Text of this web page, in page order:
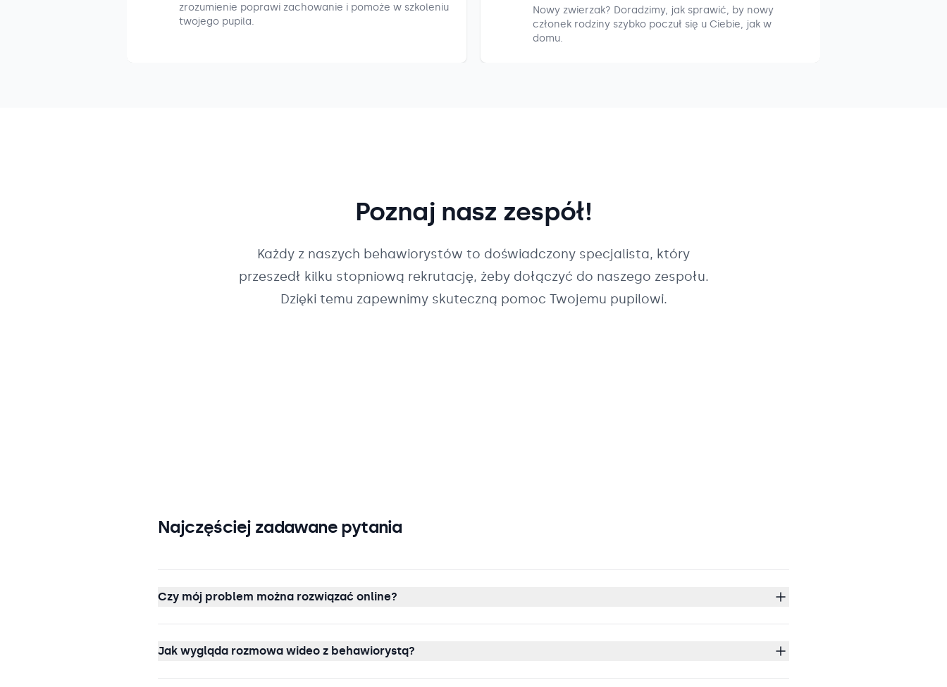
zrozumienie poprawi zachowanie i pomoże w szkoleniu
twojego pupila.
Nowy zwierzak? Doradzimy, jak sprawić, by nowy
członek rodziny szybko poczuł się u Ciebie, jak w
domu.
Poznaj nasz zespół!
Każdy z naszych behawiorystów to doświadczony specjalista, który
przeszedł kilku stopniową rekrutację, żeby dołączyć do naszego zespołu.
Dzięki temu zapewnimy skuteczną pomoc Twojemu pupilowi.
Najczęściej zadawane pytania
Czy mój problem można rozwiązać online?
Jak wygląda rozmowa wideo z behawiorystą?